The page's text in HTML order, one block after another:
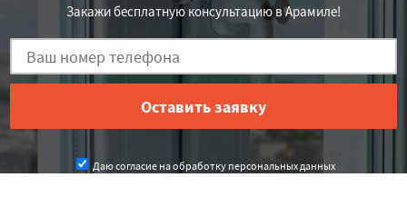
Закажи бесплатную консультацию в Арамиле!
Даю согласие на обработку персональных данных